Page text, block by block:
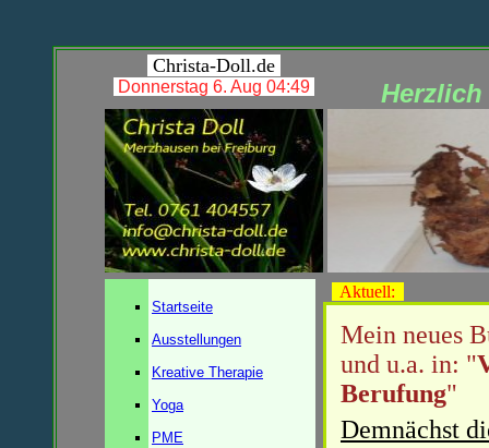
Christa-Doll.de
Donnerstag 6. Aug 04:49
Startseite
Ausstellungen
Kreative Therapie
Yoga
PME
Aktuell:
Mein neues
und u.a. in: "
Berufung"
Demnächst